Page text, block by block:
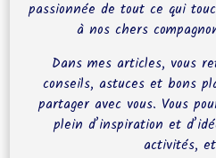
passionnée de tout ce qui
à nos chers
Dans mes articles, vous
conseils, astuces et bons
partager avec vous. Vous
plein d’inspiration et
activités,